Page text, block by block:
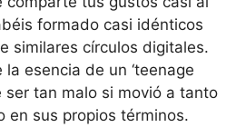
formado casi idénticos
similares círculos digitales.
esencia de un ‘teenage
ser tan malo si movió a tanto
en sus propios términos.